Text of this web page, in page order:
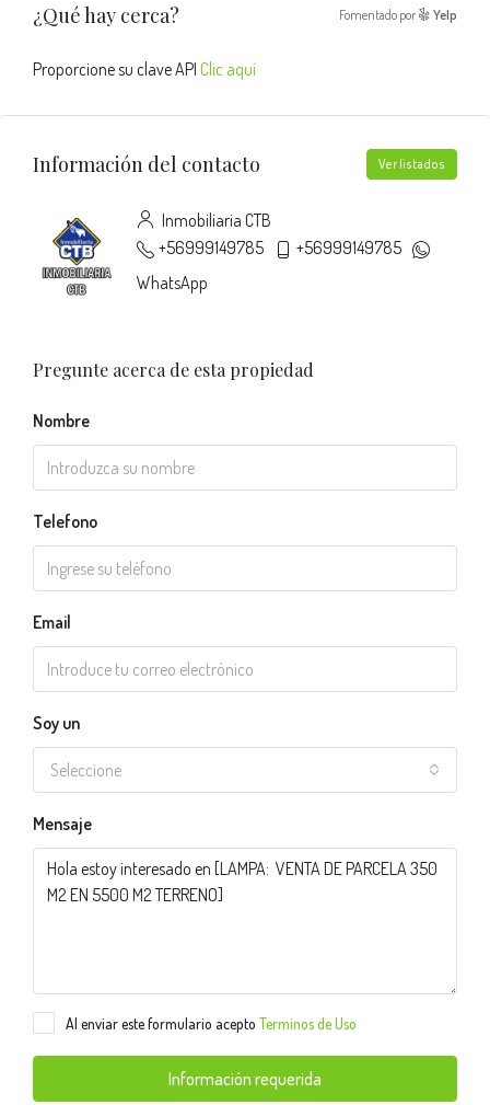
¿Qué hay cerca? Fomentado por Yelp
Proporcione su clave API Clic aquí
Información del contacto Ver listados
Inmobiliaria CTB
+56999149785
+56999149785
WhatsApp
Pregunte acerca de esta propiedad
Nombre
Telefono
Email
Soy un
Seleccione
Mensaje
Al enviar este formulario acepto Terminos de Uso
Información requerida